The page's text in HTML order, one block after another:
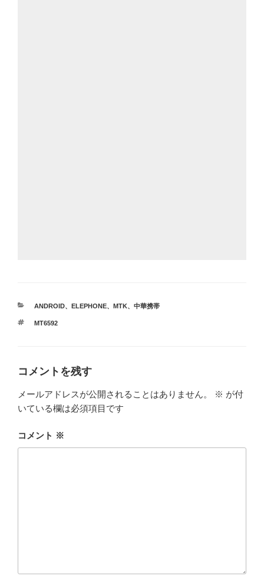
カ
ゴ
ANDROID、 ELEPHONE、 MTK、 中華携帯
タ
MT6592
コメントを残す
メールアドレスが公開されることはありません。 ※ が付
いている欄は必須項目です
コメント ※